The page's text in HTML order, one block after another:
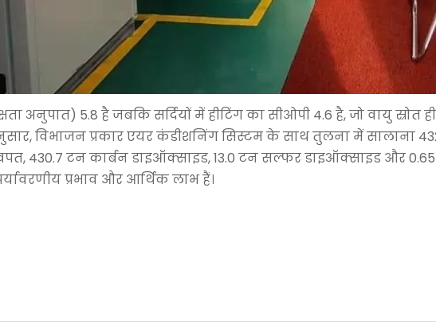
अनुपात) 5.8 है जबकि सर्दियों में हीटिंग का सीओपी 4.6 है, जो वायु
विभाजन प्रकार एयर कंडीशनिंग सिस्टम के साथ तुलना में सालाना
430.7 टन कार्बन डाइऑक्साइड, 13.0 टन सल्फर डाइऑक्साइड और
प्रभाव और आर्थिक लाभ हैं।